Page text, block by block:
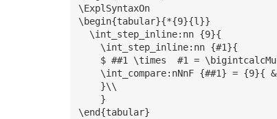
\ExplSyntaxOn
\begin{tabular}{*{9}{l}}
\end{tabular}